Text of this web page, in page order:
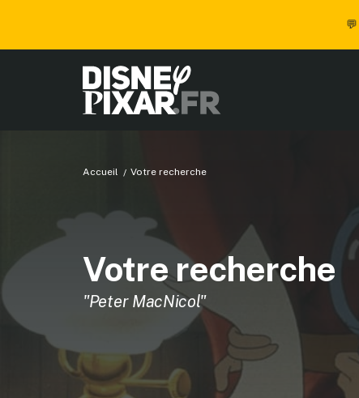
💬
Accueil Votre recherche
Votre recherche
"Peter MacNicol"